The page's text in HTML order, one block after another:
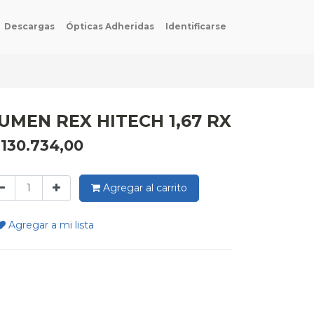
Descargas Ópticas Adheridas Identificarse
REX HITECH 1,67 RX
130.734,00
Agregar al carrito
Agregar a mi lista